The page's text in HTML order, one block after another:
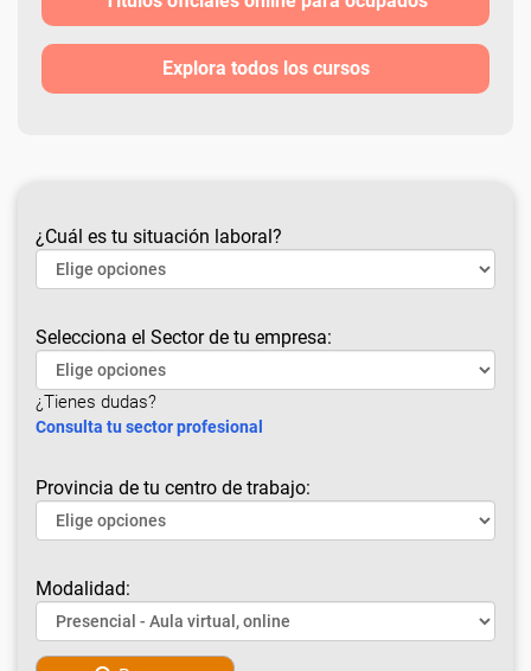
Explora todos los cursos
¿Cuál es tu situación laboral?
Selecciona el Sector de tu empresa:
¿Tienes dudas?
Consulta tu sector profesional
Provincia de tu centro de trabajo:
Modalidad: